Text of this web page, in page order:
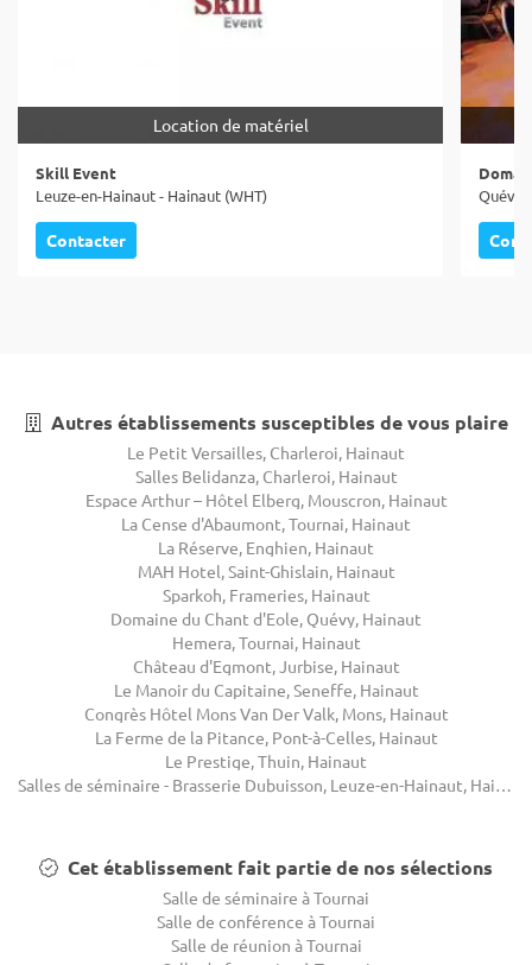
Location de matériel
Skill Event
Leuze-en-Hainaut - Hainaut (WHT)
Contacter
Quévy
Autres établissements susceptibles de vous plaire
Le Petit Versailles, Charleroi, Hainaut
Salles Belidanza, Charleroi, Hainaut
Espace Arthur – Hôtel Elberg, Mouscron, Hainaut
La Cense d'Abaumont, Tournai, Hainaut
La Réserve, Enghien, Hainaut
MAH Hotel, Saint-Ghislain, Hainaut
Sparkoh, Frameries, Hainaut
Domaine du Chant d'Eole, Quévy, Hainaut
Hemera, Tournai, Hainaut
Château d'Egmont, Jurbise, Hainaut
Le Manoir du Capitaine, Seneffe, Hainaut
Congrès Hôtel Mons Van Der Valk, Mons, Hainaut
La Ferme de la Pitance, Pont-à-Celles, Hainaut
Le Prestige, Thuin, Hainaut
Salles de séminaire - Brasserie Dubuisson, Leuze-en-Hainaut, Hainaut
Cet établissement fait partie de nos sélections
Salle de séminaire à Tournai
Salle de conférence à Tournai
Salle de réunion à Tournai